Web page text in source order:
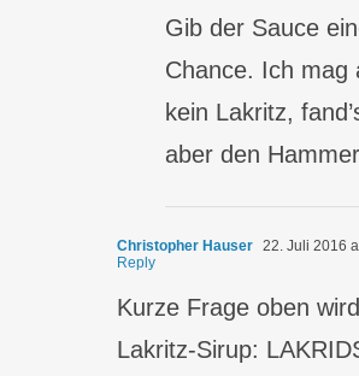
Gib der Sauce
Chance. Ich mag
kein Lakritz,
aber den
Christopher Hauser 22. Juli 2016
Reply
Kurze Frage oben wird
Lakritz-Sirup: